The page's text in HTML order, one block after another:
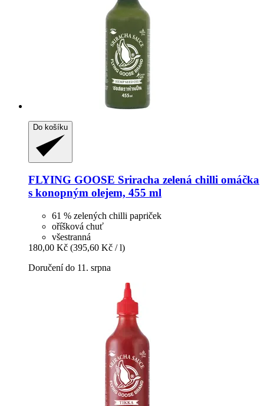
Do košíku
FLYING GOOSE Sriracha zelená chilli omáčka
s konopným olejem, 455 ml
61 % zelených chilli papriček
oříšková chuť
všestranná
180,00 Kč (395,60 Kč / l)
Doručení do 11. srpna